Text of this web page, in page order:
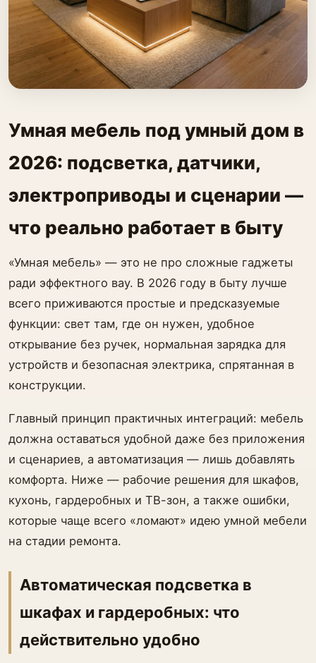
Умная мебель под умный дом в
2026: подсветка, датчики,
электроприводы и сценарии —
что реально работает в быту
«Умная мебель» — это не про сложные гаджеты
ради эффектного вау. В 2026 году в быту лучше
всего приживаются простые и предсказуемые
функции: свет там, где он нужен, удобное
открывание без ручек, нормальная зарядка для
устройств и безопасная электрика, спрятанная в
конструкции.
Главный принцип практичных интеграций: мебель
должна оставаться удобной даже без приложения
и сценариев, а автоматизация — лишь добавлять
комфорта. Ниже — рабочие решения для шкафов,
кухонь, гардеробных и ТВ-зон, а также ошибки,
которые чаще всего «ломают» идею умной мебели
на стадии ремонта.
Автоматическая подсветка в
шкафах и гардеробных: что
действительно удобно